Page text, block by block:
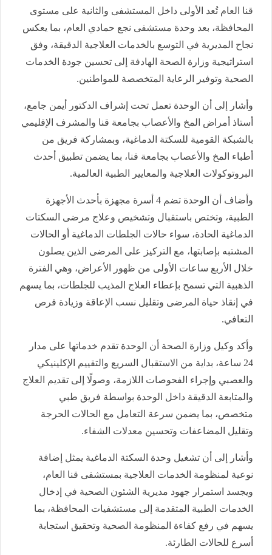
قنا العام تُعد الأولى داخل المستشفى والثانية على مستوى
المحافظة، بعد وحدة مستشفى نجع حمادي العام، بما يعكس
نجاح المديرية في التوسع بالخدمات العلاجية الدقيقة، وفق
استراتيجية وزارة الصحة الهادفة إلى تحسين جودة الخدمات
الصحية وتوفير الرعاية المتخصصة للمواطنين.
وأشار إلى أن الوحدة تعمل تحت إشراف الدكتور أيمن جامع،
أستاذ أمراض المخ والأعصاب بجامعة قنا والمشرف الإقليمي
بالشبكة القومية للسكتة الدماغية، وبمشاركة فريق من
أطباء المخ والأعصاب بجامعة قنا، بما يضمن تطبيق أحدث
البروتوكولات العلاجية والمعايير الطبية العالمية.
وأضاف أن الوحدة تضم 4 أسرة مجهزة بأحدث الأجهزة
الطبية، وتختص باستقبال وتشخيص وعلاج مرضى السكتات
الدماغية الحادة، سواء حالات الجلطات الدماغية أو الحالات
المشتبه بإصابتها، مع التركيز على المرضى الذين يصلون
خلال الأربع ساعات الأولى من ظهور الأعراض، وهي الفترة
الذهبية التي تسمح بإعطاء العلاج المذيب للجلطات، بما يسهم
في إنقاذ حياة المرضى وتقليل نسب الإعاقة وزيادة فرص
التعافي.
وأكد وكيل وزارة الصحة أن الوحدة تقدم خدماتها على مدار
24 ساعة، بداية من الاستقبال السريع والتقييم الإكلينيكي
والعصبي وإجراء الفحوصات اللازمة، وصولًا إلى تقديم العلاج
والمتابعة الدقيقة داخل الوحدة بواسطة فريق طبي
متخصص، بما يضمن سرعة التعامل مع الحالات الحرجة
وتقليل المضاعفات وتحسين معدلات الشفاء.
وأشار إلى أن تشغيل وحدة السكتة الدماغية يمثل إضافة
نوعية لمنظومة الخدمات العلاجية بمستشفى قنا العام،
ويجسد استمرار جهود مديرية الشئون الصحية في إدخال
الخدمات الطبية المتقدمة إلى مستشفيات المحافظة، بما
يسهم في رفع كفاءة المنظومة الصحية وتحقيق استجابة
أسرع للحالات الطارئة.